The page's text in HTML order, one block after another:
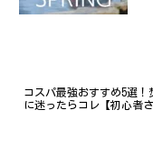
コスパ最強おすすめ5選！
に迷ったらコレ【初心者